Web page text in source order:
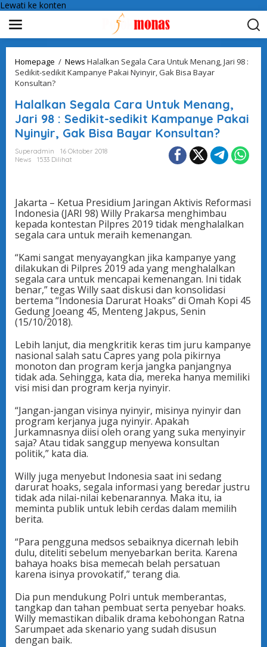
Lewati ke konten
Homepage / News Halalkan Segala Cara Untuk Menang, Jari 98 :
Sedikit-sedikit Kampanye Pakai Nyinyir, Gak Bisa Bayar
Konsultan?
Halalkan Segala Cara Untuk Menang,
Jari 98 : Sedikit-sedikit Kampanye Pakai
Nyinyir, Gak Bisa Bayar Konsultan?
Superadmin
16 Oktober 2018
News
1533 Dilihat
Jakarta – Ketua Presidium Jaringan Aktivis Reformasi
Indonesia (JARI 98) Willy Prakarsa menghimbau
kepada kontestan Pilpres 2019 tidak menghalalkan
segala cara untuk meraih kemenangan.
“Kami sangat menyayangkan jika kampanye yang
dilakukan di Pilpres 2019 ada yang menghalalkan
segala cara untuk mencapai kemenangan. Ini tidak
benar,” tegas Willy saat diskusi dan konsolidasi
bertema “Indonesia Darurat Hoaks” di Omah Kopi 45
Gedung Joeang 45, Menteng Jakpus, Senin
(15/10/2018).
Lebih lanjut, dia mengkritik keras tim juru kampanye
nasional salah satu Capres yang pola pikirnya
monoton dan program kerja jangka panjangnya
tidak ada. Sehingga, kata dia, mereka hanya memiliki
visi misi dan program kerja nyinyir.
“Jangan-jangan visinya nyinyir, misinya nyinyir dan
program kerjanya juga nyinyir. Apakah
Jurkamnasnya diisi oleh orang yang suka menyinyir
saja? Atau tidak sanggup menyewa konsultan
politik,” kata dia.
Willy juga menyebut Indonesia saat ini sedang
darurat hoaks, segala informasi yang beredar justru
tidak ada nilai-nilai kebenarannya. Maka itu, ia
meminta publik untuk lebih cerdas dalam memilih
berita.
“Para pengguna medsos sebaiknya dicernah lebih
dulu, diteliti sebelum menyebarkan berita. Karena
bahaya hoaks bisa memecah belah persatuan
karena isinya provokatif,” terang dia.
Dia pun mendukung Polri untuk memberantas,
tangkap dan tahan pembuat serta penyebar hoaks.
Willy memastikan dibalik drama kebohongan Ratna
Sarumpaet ada skenario yang sudah disusun
dengan baik.